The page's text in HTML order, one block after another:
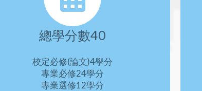
總學分數40
校定必修(論文)4學分
專業必修24學分
專業選修12學分